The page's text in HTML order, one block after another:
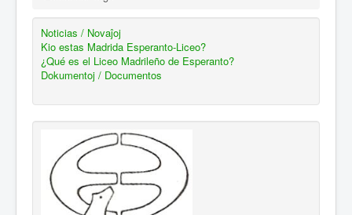
Noticias / Novaĵoj
Kio estas Madrida Esperanto-Liceo?
¿Qué es el Liceo Madrileño de Esperanto?
Dokumentoj / Documentos